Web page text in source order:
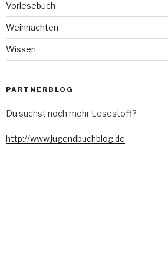
Vorlesebuch
Weihnachten
Wissen
PARTNERBLOG
Du suchst noch mehr Lesestoff?
http://www.jugendbuchblog.de